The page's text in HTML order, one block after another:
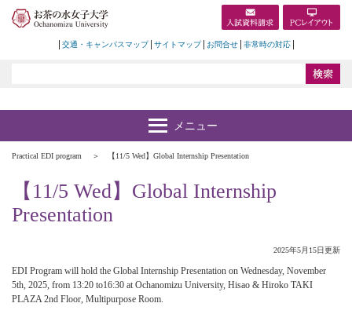
交通・キャンパスマップ サイトマップ お問合せ 非常時の対応
Practical EDI program 【11/5 Wed】Global Internship Presentation
【11/5 Wed】Global Internship
Presentation
2025年5月15日更新
EDI Program will hold the Global Internship Presentation on Wednesday, November
5th, 2025, from 13:20 to16:30 at Ochanomizu University, Hisao & Hiroko TAKI
PLAZA 2nd Floor, Multipurpose Room.